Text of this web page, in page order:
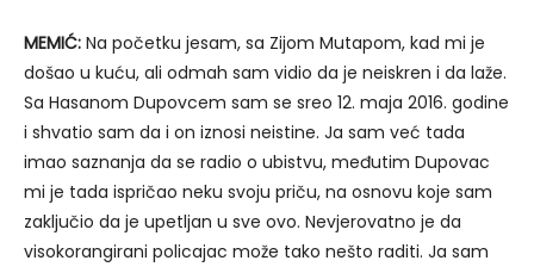
MEMIĆ: Na početku jesam, sa Zijom Mutapom, kad mi je
došao u kuću, ali odmah sam vidio da je neiskren i da laže.
Sa Hasanom Dupovcem sam se sreo 12. maja 2016. godine
i shvatio sam da i on iznosi neistine. Ja sam već tada
imao saznanja da se radio o ubistvu, međutim Dupovac
mi je tada ispričao neku svoju priču, na osnovu koje sam
zaključio da je upetljan u sve ovo. Nevjerovatno je da
visokorangirani policajac može tako nešto raditi. Ja sam